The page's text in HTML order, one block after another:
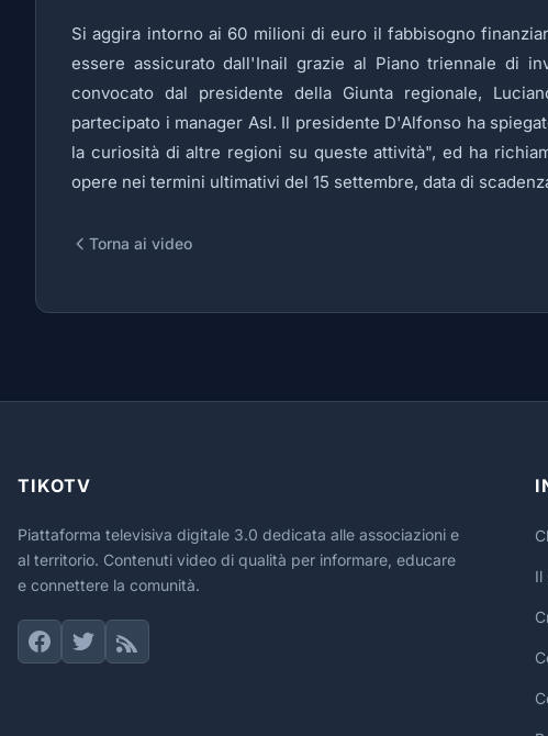
Si aggira intorno ai 60 milioni di euro il fabbisogno
essere assicurato dall'Inail grazie al Piano triennale di
convocato dal presidente della Giunta regionale,
partecipato i manager Asl. Il presidente D'Alfonso ha
la curiosità di altre regioni su queste attività", ed ha
opere nei termini ultimativi del 15 settembre, data di
Torna ai video
TIKOTV
Piattaforma televisiva digitale 3.0 dedicata alle associazioni e
al territorio. Contenuti video di qualità per informare, educare
e connettere la comunità.
Il